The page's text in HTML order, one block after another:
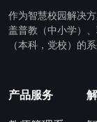
作为智慧校园解决
盖普教（中小学）
（本科，党校）的
产品服务